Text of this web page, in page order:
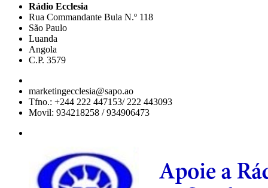
Rádio Ecclesia
Rua Commandante Bula N.º 118
São Paulo
Luanda
Angola
C.P. 3579
marketingecclesia@sapo.ao
Tfno.: +244 222 447153/ 222 443093
Movil: 934218258 / 934906473